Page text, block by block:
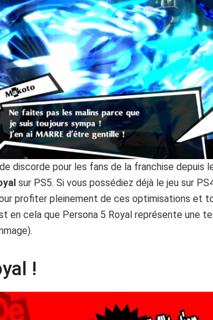
discorde pour les fans de la franchise depuis le
sur PS5. Si vous possédiez déjà le jeu sur
profiter pleinement de ces optimisations et
en cela que Persona 5 Royal représente une
!